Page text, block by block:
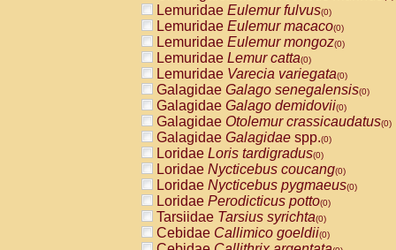
Lemuridae Eulemur fulvus(0)
Lemuridae Eulemur macaco(0)
Lemuridae Eulemur mongoz(0)
Lemuridae Lemur catta(0)
Lemuridae Varecia variegata(0)
Galagidae Galago senegalensis(0)
Galagidae Galago demidovii(0)
Galagidae Otolemur crassicaudatus(0)
Galagidae Galagidae spp.(0)
Loridae Loris tardigradus(0)
Loridae Nycticebus coucang(0)
Loridae Nycticebus pygmaeus(0)
Loridae Perodicticus potto(0)
Tarsiidae Tarsius syrichta(0)
Cebidae Callimico goeldii(0)